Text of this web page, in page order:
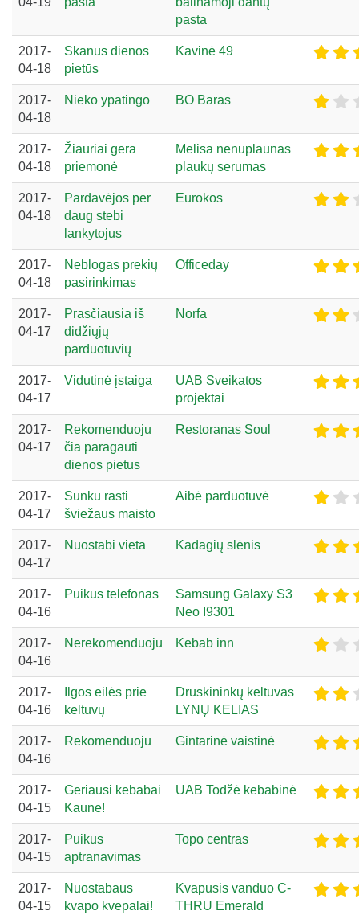
pasta
2017-
04-18
Skanūs dienos
pietūs
Kavinė 49
2017-
04-18
Nieko ypatingo BO Baras
2017-
04-18
Žiauriai gera
priemonė
Melisa nenuplaunas
plaukų serumas
2017-
04-18
Pardavėjos per
daug stebi
lankytojus
Eurokos
2017-
04-18
Neblogas prekių
pasirinkimas
Officeday
2017-
04-17
Prasčiausia iš
didžiųjų
parduotuvių
Norfa
2017-
04-17
Vidutinė įstaiga
UAB Sveikatos
projektai
2017-
04-17
Rekomenduoju
čia paragauti
dienos pietus
Restoranas Soul
2017-
04-17
Sunku rasti
šviežaus maisto
Aibė parduotuvė
2017-
04-17
Nuostabi vieta Kadagių slėnis
2017-
04-16
Puikus telefonas
Samsung Galaxy S3
Neo I9301
2017-
04-16
Nerekomenduoju Kebab inn
2017-
04-16
Ilgos eilės prie
keltuvų
Druskininkų keltuvas
LYNŲ KELIAS
2017-
04-16
Rekomenduoju Gintarinė vaistinė
2017-
04-15
Geriausi kebabai
Kaune!
UAB Todžė kebabinė
2017-
04-15
Puikus
aptranavimas
Topo centras
2017-
04-15
Nuostabaus
kvapo kvepalai!
Kvapusis vanduo C-
THRU Emerald